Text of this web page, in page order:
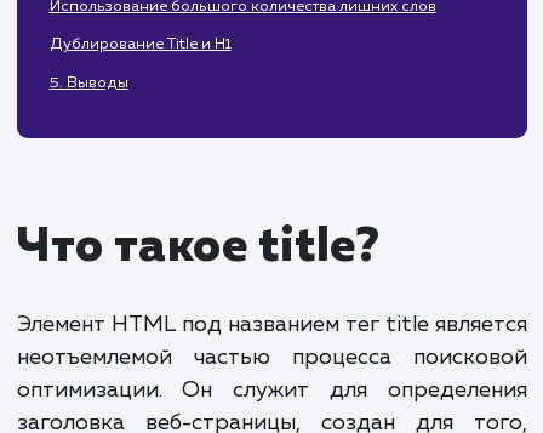
Использование большого количества лишних слов
5. Выводы